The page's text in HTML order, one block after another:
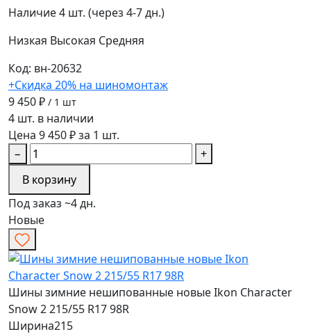
Наличие4 шт. (через 4-7 дн.)
Низкая Высокая Средняя
Код: вн-20632
+Скидка 20% на шиномонтаж
9 450 ₽ / 1 шт
4 шт. в наличии
Цена 9 450 ₽ за 1 шт.
−
+
В корзину
Под заказ ~4 дн.
Новые
Шины зимние нешипованные новые Ikon Character
Snow 2 215/55 R17 98R
Ширина215